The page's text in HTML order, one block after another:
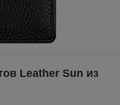
Leather Sun из